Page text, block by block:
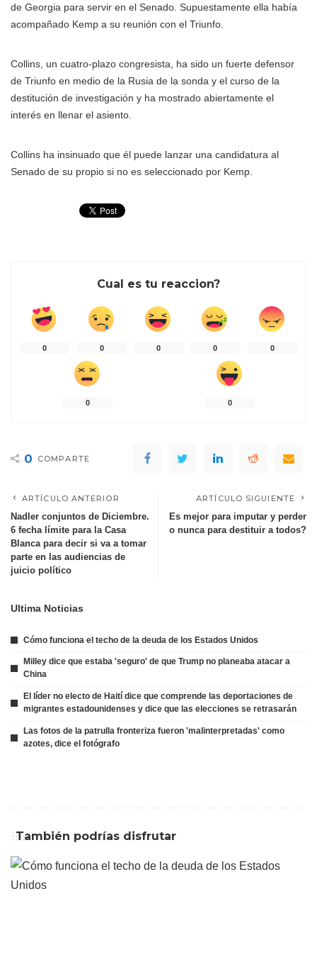
de Georgia para servir en el Senado. Supuestamente ella había
acompañado Kemp a su reunión con el Triunfo.
Collins, un cuatro-plazo congresista, ha sido un fuerte defensor
de Triunfo en medio de la Rusia de la sonda y el curso de la
destitución de investigación y ha mostrado abiertamente el
interés en llenar el asiento.
Collins ha insinuado que él puede lanzar una candidatura al
Senado de su propio si no es seleccionado por Kemp.
Cual es tu reaccion?
0 0 0 0 0
0 0
0 COMPARTE
ARTÍCULO ANTERIOR
Nadler conjuntos de Diciembre.
6 fecha límite para la Casa
Blanca para decir si va a tomar
parte en las audiencias de
juicio político
ARTÍCULO SIGUIENTE
Es mejor para imputar y perder
o nunca para destituir a todos?
Ultima Noticias
Cómo funciona el techo de la deuda de los Estados Unidos
Milley dice que estaba 'seguro' de que Trump no planeaba atacar a
China
El líder no electo de Haití dice que comprende las deportaciones de
migrantes estadounidenses y dice que las elecciones se retrasarán
Las fotos de la patrulla fronteriza fueron 'malinterpretadas' como
azotes, dice el fotógrafo
También podrías disfrutar